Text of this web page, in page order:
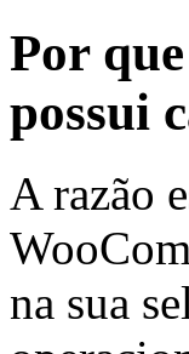
Por
possui
A razão
na sua